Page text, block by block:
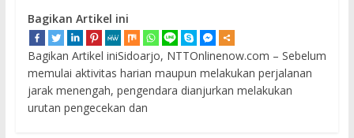
Bagikan Artikel ini
Bagikan Artikel iniSidoarjo, NTTOnlinenow.com – Sebelum
memulai aktivitas harian maupun melakukan perjalanan
jarak menengah, pengendara dianjurkan melakukan
urutan pengecekan dan